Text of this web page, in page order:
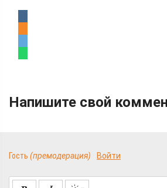
Напишите свой
Гость (премодерация) Войти